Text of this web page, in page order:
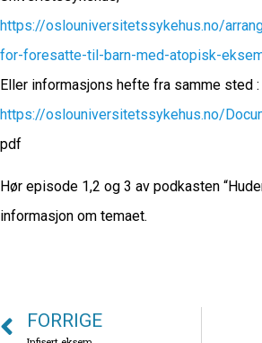
https://oslouniversitetssykehus.no/
for-foresatte-til-barn-med-atopisk-
Eller informasjons hefte fra samme sted :
https://oslouniversitetssykehus.no/
pdf
Hør episode 1,2 og 3 av podkasten
informasjon om temaet.
FORRIGE